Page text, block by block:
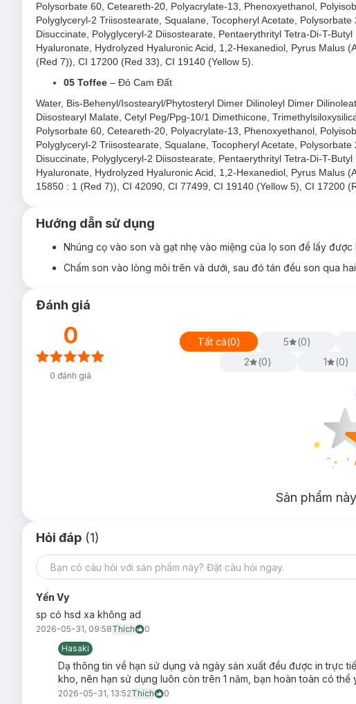
Polysorbate 60, Ceteareth-20, Polyacrylate-13, Phenoxyethanol,
Polyglyceryl-2 Triisostearate, Squalane, Tocopheryl Acetate,
Disuccinate, Polyglyceryl-2 Diisostearate, Pentaerythrityl Tetra-Di-T-
Hyaluronate, Hydrolyzed Hyaluronic Acid, 1,2-Hexanediol, Pyrus Malus
(Red 7)), CI 17200 (Red 33), CI 19140 (Yellow 5).
05 Toffee – Đỏ Cam Đất
Water, Bis-Behenyl/Isostearyl/Phytosteryl Dimer Dilinoleyl Dimer
Diisostearyl Malate, Cetyl Peg/Ppg-10/1 Dimethicone,
Polysorbate 60, Ceteareth-20, Polyacrylate-13, Phenoxyethanol,
Polyglyceryl-2 Triisostearate, Squalane, Tocopheryl Acetate,
Disuccinate, Polyglyceryl-2 Diisostearate, Pentaerythrityl Tetra-Di-T-
Hyaluronate, Hydrolyzed Hyaluronic Acid, 1,2-Hexanediol, Pyrus Malus
15850 : 1 (Red 7)), CI 42090, CI 77499, CI 19140 (Yellow 5), CI 17200
Hướng dẫn sử dụng
Nhúng cọ vào son và gạt nhẹ vào miệng của lọ son để lấy
Chấm son vào lòng môi trên và dưới, sau đó tán đều son qua
Đánh giá
0
0 đánh giá
Tất cả(0) 5 (0)
2
(0) 1 (0)
Sản phẩm
Hỏi đáp (1)
Yến Vy
sp có hsd xa không ad
2026-05-31, 09:58Thích
0
Hasaki
Dạ thông tin về hạn sử dụng và ngày sản xuất đều được in trực
kho, nên hạn sử dụng luôn còn trên 1 năm, bạn hoàn toàn có thể
2026-05-31, 13:52Thích 0